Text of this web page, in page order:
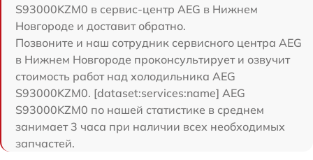
S93000KZM0 в сервис-центр AEG в Нижнем
Новгороде и доставит обратно.
Позвоните и наш сотрудник сервисного центра AEG
в Нижнем Новгороде проконсультирует и озвучит
стоимость работ над холодильника AEG
S93000KZM0. [dataset:services:name] AEG
S93000KZM0 по нашей статистике в среднем
занимает 3 часа при наличии всех необходимых
запчастей.